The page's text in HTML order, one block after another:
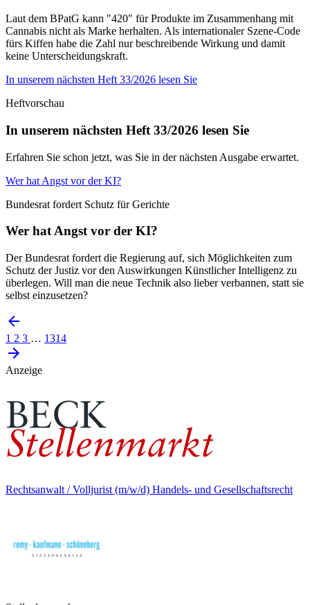
Laut dem BPatG kann "420" für Produkte im Zusammenhang mit
Cannabis nicht als Marke herhalten. Als internationaler Szene-Code
fürs Kiffen habe die Zahl nur beschreibende Wirkung und damit
keine Unterscheidungskraft.
In unserem nächsten Heft 33/2026 lesen Sie
Heftvorschau
In unserem nächsten Heft 33/2026 lesen Sie
Erfahren Sie schon jetzt, was Sie in der nächsten Ausgabe erwartet.
Wer hat Angst vor der KI?
Bundesrat fordert Schutz für Gerichte
Wer hat Angst vor der KI?
Der Bundesrat fordert die Regierung auf, sich Möglichkeiten zum
Schutz der Justiz vor den Auswirkungen Künstlicher Intelligenz zu
überlegen. Will man die neue Technik also lieber verbannen, statt sie
selbst einzusetzen?
1 2 3 … 1314
Anzeige
Rechtsanwalt / Volljurist (m/w/d) Handels- und Gesellschaftsrecht